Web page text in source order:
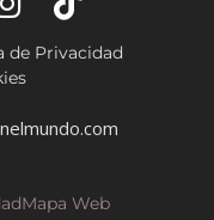
de Privacidad
Mapa Web